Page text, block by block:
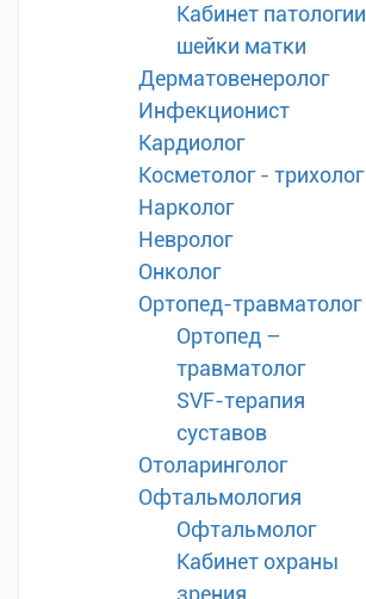
Кабинет патологии
шейки матки
Дерматовенеролог
Инфекционист
Кардиолог
Косметолог - трихолог
Нарколог
Невролог
Онколог
Ортопед-травматолог
Ортопед –
травматолог
SVF-терапия
суставов
Отоларинголог
Офтальмология
Офтальмолог
Кабинет охраны
зрения